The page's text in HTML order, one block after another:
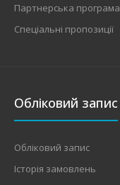
Партнерська програма
Спеціальні пропозиції
Обліковий запис
Обліковий запис
Історія замовлень